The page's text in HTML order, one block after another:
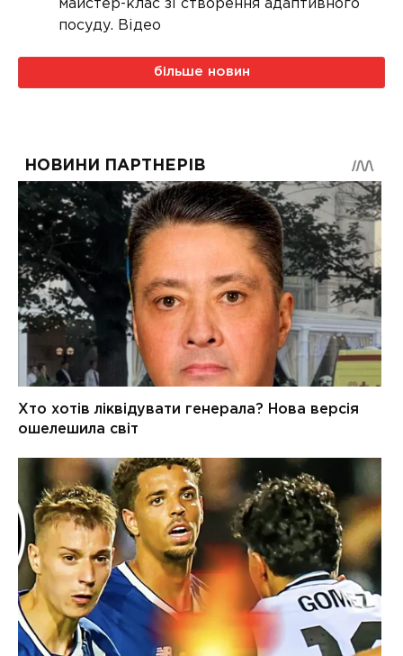
майстер-клас зі створення адаптивного
посуду. Відео
більше новин